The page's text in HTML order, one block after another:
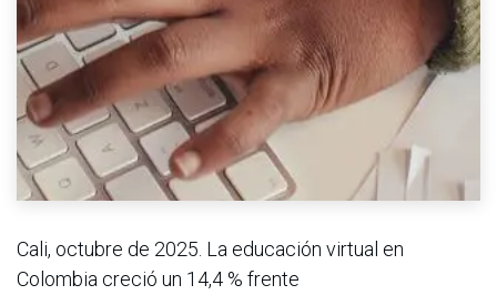
Cali, octubre de 2025. La educación virtual en
Colombia creció un 14,4 % frente